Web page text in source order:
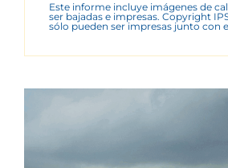
Este informe incluye imágenes de
ser bajadas e impresas. Copyright
sólo pueden ser impresas junto con